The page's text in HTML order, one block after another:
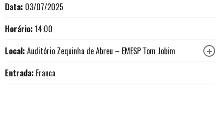
Data: 03/07/2025
Horário: 14:00
Local: Auditório Zequinha de Abreu – EMESP Tom Jobim
Entrada: Franca